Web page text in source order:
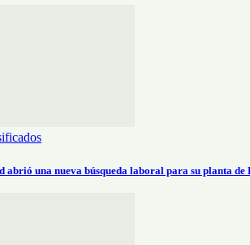
abrió una nueva búsqueda laboral para su planta de